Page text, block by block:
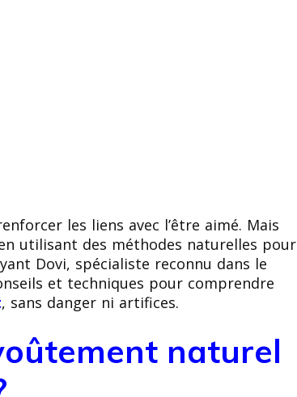
les liens avec l’être aimé. Mais
utilisant des méthodes naturelles pour
Dovi, spécialiste reconnu dans le
et techniques pour comprendre
, sans danger ni artifices.
naturel